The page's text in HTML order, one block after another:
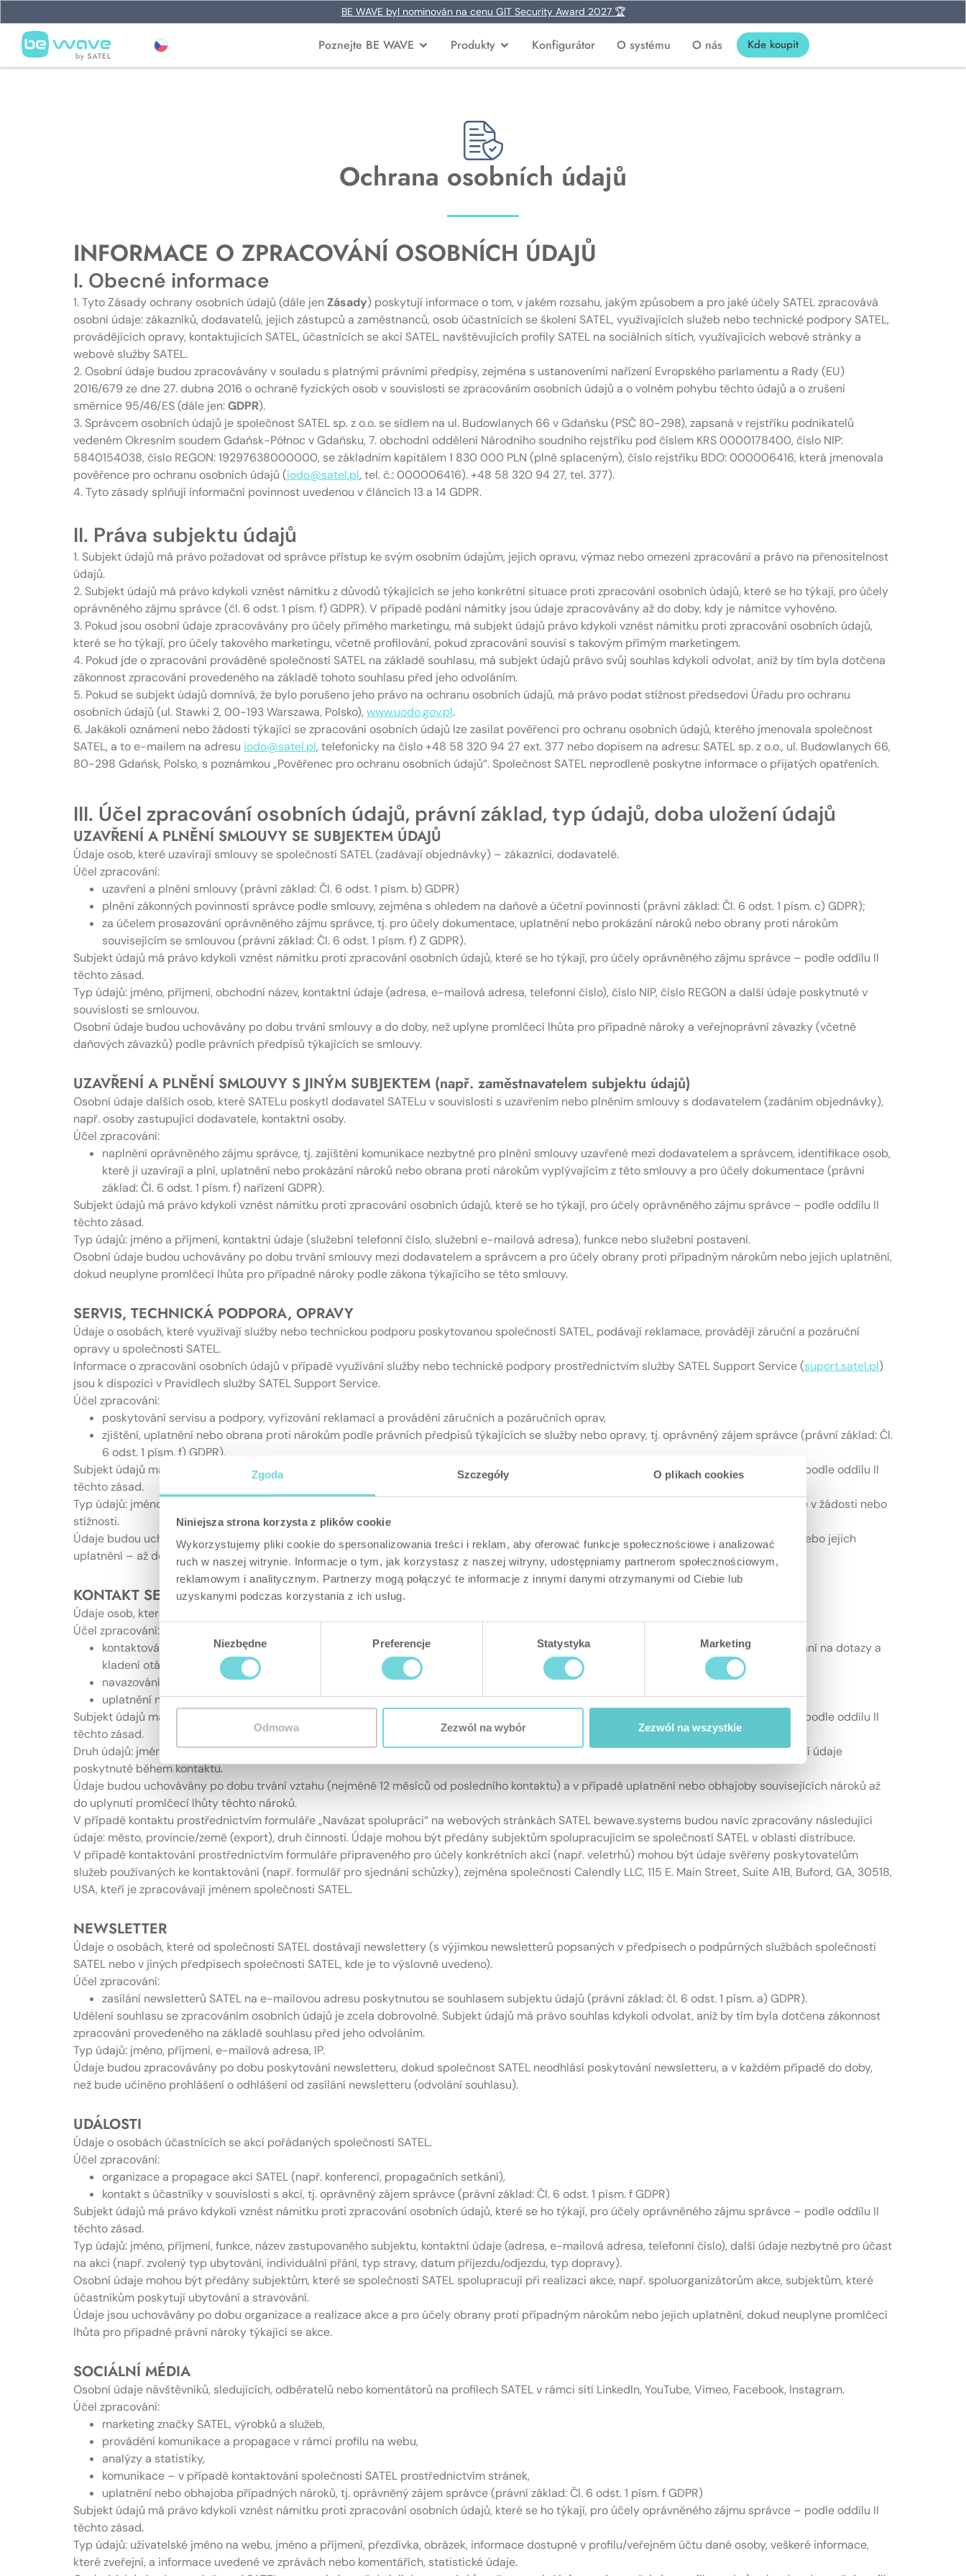
Zgoda Szczegóły O plikach cookies
Niniejsza strona korzysta z plików cookie
Wykorzystujemy pliki cookie do spersonalizowania treści i reklam, aby oferować funkcje społecznościowe i analizować
ruch w naszej witrynie. Informacje o tym, jak korzystasz z naszej witryny, udostępniamy partnerom społecznościowym,
reklamowym i analitycznym. Partnerzy mogą połączyć te informacje z innymi danymi otrzymanymi od Ciebie lub
uzyskanymi podczas korzystania z ich usług.
Wybór
Niezbędne Preferencje Statystyka Marketing
Odmowa Zezwól na wybór Zezwól na wszystkie
BE WAVE byl nominován na cenu GIT Security Award 2027 🏆
Poznejte BE WAVE Produkty Konfigurátor O systému O nás Kde koupit
Ochrana osobních údajů
INFORMACE O ZPRACOVÁNÍ OSOBNÍCH ÚDAJŮ
I. Obecné informace
1. Tyto Zásady ochrany osobních údajů (dále jenZásady) poskytují informace o tom, v jakém rozsahu, jakým způsobem a pro jaké účely SATEL zpracovává
osobní údaje: zákazníků, dodavatelů, jejich zástupců a zaměstnanců, osob účastnících se školení SATEL, využívajících služeb nebo technické podpory SATEL,
provádějících opravy, kontaktujících SATEL, účastnících se akcí SATEL, navštěvujících profily SATEL na sociálních sítích, využívajících webové stránky a
webové služby SATEL.
2. Osobní údaje budou zpracovávány v souladu s platnými právními předpisy, zejména s ustanoveními nařízení Evropského parlamentu a Rady (EU)
2016/679 ze dne 27. dubna 2016 o ochraně fyzických osob v souvislosti se zpracováním osobních údajů a o volném pohybu těchto údajů a o zrušení
směrnice 95/46/ES (dále jen:GDPR).
3. Správcem osobních údajů je společnost SATEL sp. z o.o. se sídlem na ul. Budowlanych 66 v Gdaňsku (PSČ 80-298), zapsaná v rejstříku podnikatelů
vedeném Okresním soudem Gdańsk-Północ v Gdaňsku, 7. obchodní oddělení Národního soudního rejstříku pod číslem KRS 0000178400, číslo NIP:
5840154038, číslo REGON: 19297638000000, se základním kapitálem 1 830 000 PLN (plně splaceným), číslo rejstříku BDO: 000006416, která jmenovala
pověřence pro ochranu osobních údajů (iodo@satel.pl, tel. č.: 000006416). +48 58 320 94 27, tel. 377).
4. Tyto zásady splňují informační povinnost uvedenou v článcích 13 a 14 GDPR.
II. Práva subjektu údajů
1. Subjekt údajů má právo požadovat od správce přístup ke svým osobním údajům, jejich opravu, výmaz nebo omezení zpracování a právo na přenositelnost
údajů.
2. Subjekt údajů má právo kdykoli vznést námitku z důvodů týkajících se jeho konkrétní situace proti zpracování osobních údajů, které se ho týkají, pro účely
oprávněného zájmu správce (čl. 6 odst. 1 písm. f) GDPR). V případě podání námitky jsou údaje zpracovávány až do doby, kdy je námitce vyhověno.
3. Pokud jsou osobní údaje zpracovávány pro účely přímého marketingu, má subjekt údajů právo kdykoli vznést námitku proti zpracování osobních údajů,
které se ho týkají, pro účely takového marketingu, včetně profilování, pokud zpracování souvisí s takovým přímým marketingem.
4. Pokud jde o zpracování prováděné společností SATEL na základě souhlasu, má subjekt údajů právo svůj souhlas kdykoli odvolat, aniž by tím byla dotčena
zákonnost zpracování provedeného na základě tohoto souhlasu před jeho odvoláním.
5. Pokud se subjekt údajů domnívá, že bylo porušeno jeho právo na ochranu osobních údajů, má právo podat stížnost předsedovi Úřadu pro ochranu
osobních údajů (ul. Stawki 2, 00-193 Warszawa, Polsko), www.uodo.gov.pl.
6. Jakákoli oznámení nebo žádosti týkající se zpracování osobních údajů lze zasílat pověřenci pro ochranu osobních údajů, kterého jmenovala společnost
SATEL, a to e-mailem na adresu iodo@satel.pl, telefonicky na číslo +48 58 320 94 27 ext. 377 nebo dopisem na adresu: SATEL sp. z o.o., ul. Budowlanych 66,
80-298 Gdańsk, Polsko, s poznámkou „Pověřenec pro ochranu osobních údajů“. Společnost SATEL neprodleně poskytne informace o přijatých opatřeních.
III. Účel zpracování osobních údajů, právní základ, typ údajů, doba uložení údajů
UZAVŘENÍ A PLNĚNÍ SMLOUVY SE SUBJEKTEM ÚDAJŮ
Údaje osob, které uzavírají smlouvy se společností SATEL (zadávají objednávky) – zákazníci, dodavatelé.
Účel zpracování:
uzavření a plnění smlouvy (právní základ: Čl. 6 odst. 1 písm. b) GDPR)
plnění zákonných povinností správce podle smlouvy, zejména s ohledem na daňové a účetní povinnosti (právní základ: Čl. 6 odst. 1 písm. c) GDPR);
za účelem prosazování oprávněného zájmu správce, tj. pro účely dokumentace, uplatnění nebo prokázání nároků nebo obrany proti nárokům
souvisejícím se smlouvou (právní základ: Čl. 6 odst. 1 písm. f) Z GDPR).
Subjekt údajů má právo kdykoli vznést námitku proti zpracování osobních údajů, které se ho týkají, pro účely oprávněného zájmu správce – podle oddílu II
těchto zásad.
Typ údajů: jméno, příjmení, obchodní název, kontaktní údaje (adresa, e-mailová adresa, telefonní číslo), číslo NIP, číslo REGON a další údaje poskytnuté v
souvislosti se smlouvou.
Osobní údaje budou uchovávány po dobu trvání smlouvy a do doby, než uplyne promlčecí lhůta pro případné nároky a veřejnoprávní závazky (včetně
daňových závazků) podle právních předpisů týkajících se smlouvy.
UZAVŘENÍ A PLNĚNÍ SMLOUVY S JINÝM SUBJEKTEM (např. zaměstnavatelem subjektu údajů)
Osobní údaje dalších osob, které SATELu poskytl dodavatel SATELu v souvislosti s uzavřením nebo plněním smlouvy s dodavatelem (zadáním objednávky),
např. osoby zastupující dodavatele, kontaktní osoby.
Účel zpracování:
naplnění oprávněného zájmu správce, tj. zajištění komunikace nezbytné pro plnění smlouvy uzavřené mezi dodavatelem a správcem, identifikace osob,
které ji uzavírají a plní, uplatnění nebo prokázání nároků nebo obrana proti nárokům vyplývajícím z této smlouvy a pro účely dokumentace (právní
základ: Čl. 6 odst. 1 písm. f) nařízení GDPR).
Subjekt údajů má právo kdykoli vznést námitku proti zpracování osobních údajů, které se ho týkají, pro účely oprávněného zájmu správce – podle oddílu II
těchto zásad.
Typ údajů: jméno a příjmení, kontaktní údaje (služební telefonní číslo, služební e-mailová adresa), funkce nebo služební postavení.
Osobní údaje budou uchovávány po dobu trvání smlouvy mezi dodavatelem a správcem a pro účely obrany proti případným nárokům nebo jejich uplatnění,
dokud neuplyne promlčecí lhůta pro případné nároky podle zákona týkajícího se této smlouvy.
SERVIS, TECHNICKÁ PODPORA, OPRAVY
Údaje o osobách, které využívají služby nebo technickou podporu poskytovanou společností SATEL, podávají reklamace, provádějí záruční a pozáruční
opravy u společnosti SATEL.
Informace o zpracování osobních údajů v případě využívání služby nebo technické podpory prostřednictvím služby SATEL Support Service (suport.satel.pl)
jsou k dispozici v Pravidlech služby SATEL Support Service.
Účel zpracování:
poskytování servisu a podpory, vyřizování reklamací a provádění záručních a pozáručních oprav,
zjištění, uplatnění nebo obrana proti nárokům podle právních předpisů týkajících se služby nebo opravy, tj. oprávněný zájem správce (právní základ: Čl.
6 odst. 1 písm. f) GDPR).
Subjekt údajů má právo kdykoli vznést námitku proti zpracování osobních údajů, které se ho týkají, pro účely oprávněného zájmu správce – podle oddílu II
těchto zásad.
Typ údajů: jméno, příjmení, funkce, název zastupovaného subjektu, kontaktní údaje (adresa, e-mailová adresa, telefonní číslo), údaje uvedené v žádosti nebo
stížnosti.
Údaje budou uchovávány po dobu trvání servisu/technické podpory nebo provedení opravy a pro účely obrany proti případným nárokům nebo jejich
uplatnění – až do uplynutí promlčecí lhůty pro případné nároky podle zákona týkajícího se dané opravy.
KONTAKT SE SATELEM
Údaje osob, které se na SATEL obracejí poštou, e-mailem, prostřednictvím kontaktních formulářů, telefonicky atd.
Účel zpracování:
kontaktování a komunikace prostřednictvím kontaktních formulářů, e-mailu, telefonu nebo jinak, včetně předkládání nabídek, odpovídání na dotazy a
kladení otázek,
navazování a udržování vztahů v rámci obchodní činnosti,
uplatnění nebo obhajoba případných nároků, tj. oprávněný zájem správce (právní základ: Čl. 6 odst. 1 písm. f GDPR).
Subjekt údajů má právo kdykoli vznést námitku proti zpracování osobních údajů, které se ho týkají, pro účely oprávněného zájmu správce – podle oddílu II
těchto zásad.
Druh údajů: jméno, příjmení, pracovní pozice, název zastupovaného subjektu, kontaktní údaje (adresa, e-mailová adresa, telefonní číslo), další údaje
poskytnuté během kontaktu.
Údaje budou uchovávány po dobu trvání vztahu (nejméně 12 měsíců od posledního kontaktu) a v případě uplatnění nebo obhajoby souvisejících nároků až
do uplynutí promlčecí lhůty těchto nároků.
V případě kontaktu prostřednictvím formuláře „Navázat spolupráci“ na webových stránkách SATEL bewave.systems budou navíc zpracovány následující
údaje: město, provincie/země (export), druh činnosti. Údaje mohou být předány subjektům spolupracujícím se společností SATEL v oblasti distribuce.
V případě kontaktování prostřednictvím formuláře připraveného pro účely konkrétních akcí (např. veletrhů) mohou být údaje svěřeny poskytovatelům
služeb používaných ke kontaktování (např. formulář pro sjednání schůzky), zejména společnosti Calendly LLC, 115 E. Main Street, Suite A1B, Buford, GA, 30518,
USA, kteří je zpracovávají jménem společnosti SATEL.
NEWSLETTER
Údaje o osobách, které od společnosti SATEL dostávají newslettery (s výjimkou newsletterů popsaných v předpisech o podpůrných službách společnosti
SATEL nebo v jiných předpisech společnosti SATEL, kde je to výslovně uvedeno).
Účel zpracování:
zasílání newsletterů SATEL na e-mailovou adresu poskytnutou se souhlasem subjektu údajů (právní základ: čl. 6 odst. 1 písm. a) GDPR).
Udělení souhlasu se zpracováním osobních údajů je zcela dobrovolné. Subjekt údajů má právo souhlas kdykoli odvolat, aniž by tím byla dotčena zákonnost
zpracování provedeného na základě souhlasu před jeho odvoláním.
Typ údajů: jméno, příjmení, e-mailová adresa, IP.
Údaje budou zpracovávány po dobu poskytování newsletteru, dokud společnost SATEL neodhlásí poskytování newsletteru, a v každém případě do doby,
než bude učiněno prohlášení o odhlášení od zasílání newsletteru (odvolání souhlasu).
UDÁLOSTI
Údaje o osobách účastnících se akcí pořádaných společností SATEL.
Účel zpracování:
organizace a propagace akcí SATEL (např. konferencí, propagačních setkání),
kontakt s účastníky v souvislosti s akcí, tj. oprávněný zájem správce (právní základ: Čl. 6 odst. 1 písm. f GDPR)
Subjekt údajů má právo kdykoli vznést námitku proti zpracování osobních údajů, které se ho týkají, pro účely oprávněného zájmu správce – podle oddílu II
těchto zásad.
Typ údajů: jméno, příjmení, funkce, název zastupovaného subjektu, kontaktní údaje (adresa, e-mailová adresa, telefonní číslo), další údaje nezbytné pro účast
na akci (např. zvolený typ ubytování, individuální přání, typ stravy, datum příjezdu/odjezdu, typ dopravy).
Osobní údaje mohou být předány subjektům, které se společností SATEL spolupracují při realizaci akce, např. spoluorganizátorům akce, subjektům, které
účastníkům poskytují ubytování a stravování.
Údaje jsou uchovávány po dobu organizace a realizace akce a pro účely obrany proti případným nárokům nebo jejich uplatnění, dokud neuplyne promlčecí
lhůta pro případné právní nároky týkající se akce.
SOCIÁLNÍ MÉDIA
Osobní údaje návštěvníků, sledujících, odběratelů nebo komentátorů na profilech SATEL v rámci sítí LinkedIn, YouTube, Vimeo, Facebook, Instagram.
Účel zpracování:
marketing značky SATEL, výrobků a služeb,
provádění komunikace a propagace v rámci profilu na webu,
analýzy a statistiky,
komunikace – v případě kontaktování společnosti SATEL prostřednictvím stránek,
uplatnění nebo obhajoba případných nároků, tj. oprávněný zájem správce (právní základ: Čl. 6 odst. 1 písm. f GDPR)
Subjekt údajů má právo kdykoli vznést námitku proti zpracování osobních údajů, které se ho týkají, pro účely oprávněného zájmu správce – podle oddílu II
těchto zásad.
Typ údajů: uživatelské jméno na webu, jméno a příjmení, přezdívka, obrázek, informace dostupné v profilu/veřejném účtu dané osoby, veškeré informace,
které zveřejní, a informace uvedené ve zprávách nebo komentářích, statistické údaje.